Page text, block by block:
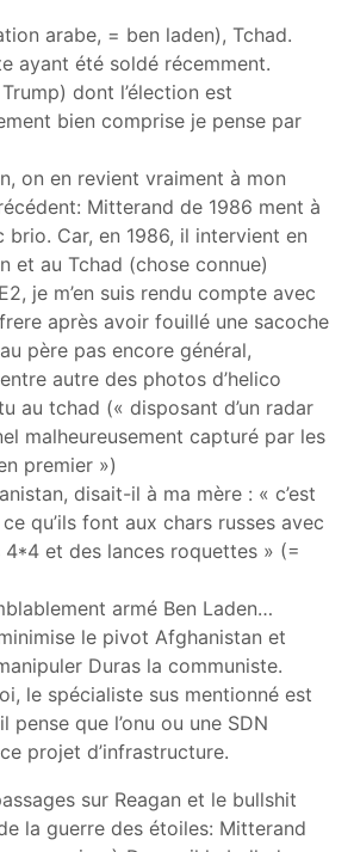
arabe, = ben laden), Tchad.
ayant été soldé récemment.
dont l’élection est
bien comprise je pense par
on en revient vraiment à mon
Mitterand de 1986 ment à
brio. Car, en 1986, il intervient en
et au Tchad (chose connue)
je m’en suis rendu compte avec
après avoir fouillé une sacoche
père pas encore général,
autre des photos d’helico
au tchad (« disposant d’un radar
malheureusement capturé par les
premier »)
disait-il à ma mère : « c’est
qu’ils font aux chars russes avec
4*4 et des lances roquettes » (=
armé Ben Laden…
le pivot Afghanistan et
Duras la communiste.
le spécialiste sus mentionné est
pense que l’onu ou une SDN
projet d’infrastructure.
sur Reagan et le bullshit
la guerre des étoiles: Mitterand